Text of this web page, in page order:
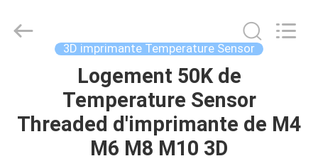
PRODUITS
Electornics
Technology
3D imprimante Temperature Sensor
Logement 50K de
Temperature Sensor
Threaded d'imprimante de M4
M6 M8 M10 3D